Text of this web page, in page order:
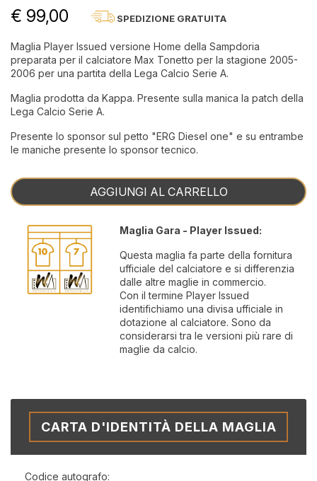
€ 99,00 SPEDIZIONE GRATUITA
Maglia Player Issued versione Home della Sampdoria
preparata per il calciatore Max Tonetto per la stagione 2005-
2006 per una partita della Lega Calcio Serie A.
Maglia prodotta da Kappa. Presente sulla manica la patch della
Lega Calcio Serie A.
Presente lo sponsor sul petto "ERG Diesel one" e su entrambe
le maniche presente lo sponsor tecnico.
AGGIUNGI AL CARRELLO
Maglia Gara - Player Issued:
Questa maglia fa parte della fornitura
ufficiale del calciatore e si differenzia
dalle altre maglie in commercio.
Con il termine Player Issued
identifichiamo una divisa ufficiale in
dotazione al calciatore. Sono da
considerarsi tra le versioni più rare di
maglie da calcio.
CARTA D'IDENTITÀ DELLA MAGLIA
Codice autografo: